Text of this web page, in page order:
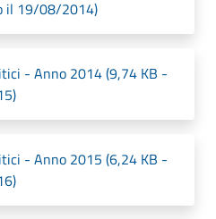
il 19/08/2014)
- Anno 2014 (9,74 KB -
- Anno 2015 (6,24 KB -